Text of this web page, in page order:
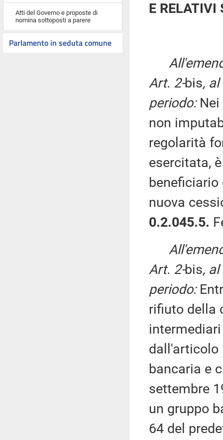
Atti del Governo e proposte di
nomina sottoposti a parere
Parlamento in seduta comune
E RELATIVI
Art. 2-bis,
periodo:Nei
non
regolarità
esercitata,
beneficiario
nuova
0.2.045.5.
Art. 2-bis,
periodo:
rifiuto della
dall'articolo
bancaria e
settembre
un gruppo
64 del